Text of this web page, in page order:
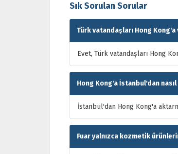
Sık Sorulan Sorular
Türk vatandaşları Hong
Evet, Türk vatandaşları Hong
Hong Kong'a İstanbul'dan
İstanbul'dan Hong Kong'a
Fuar yalnızca kozmetik